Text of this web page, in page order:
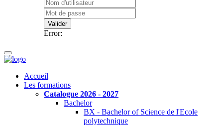
Valider
Error:
Accueil
Les formations
Catalogue 2026 - 2027
Bachelor
BX - Bachelor of Science de l'Ecole
polytechnique